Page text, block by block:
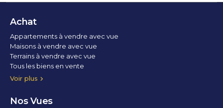
Achat
Voir plus
Appartements à vendre avec vue
Maisons à vendre avec vue
Terrains à vendre avec vue
Tous les biens en vente
Nos Vues